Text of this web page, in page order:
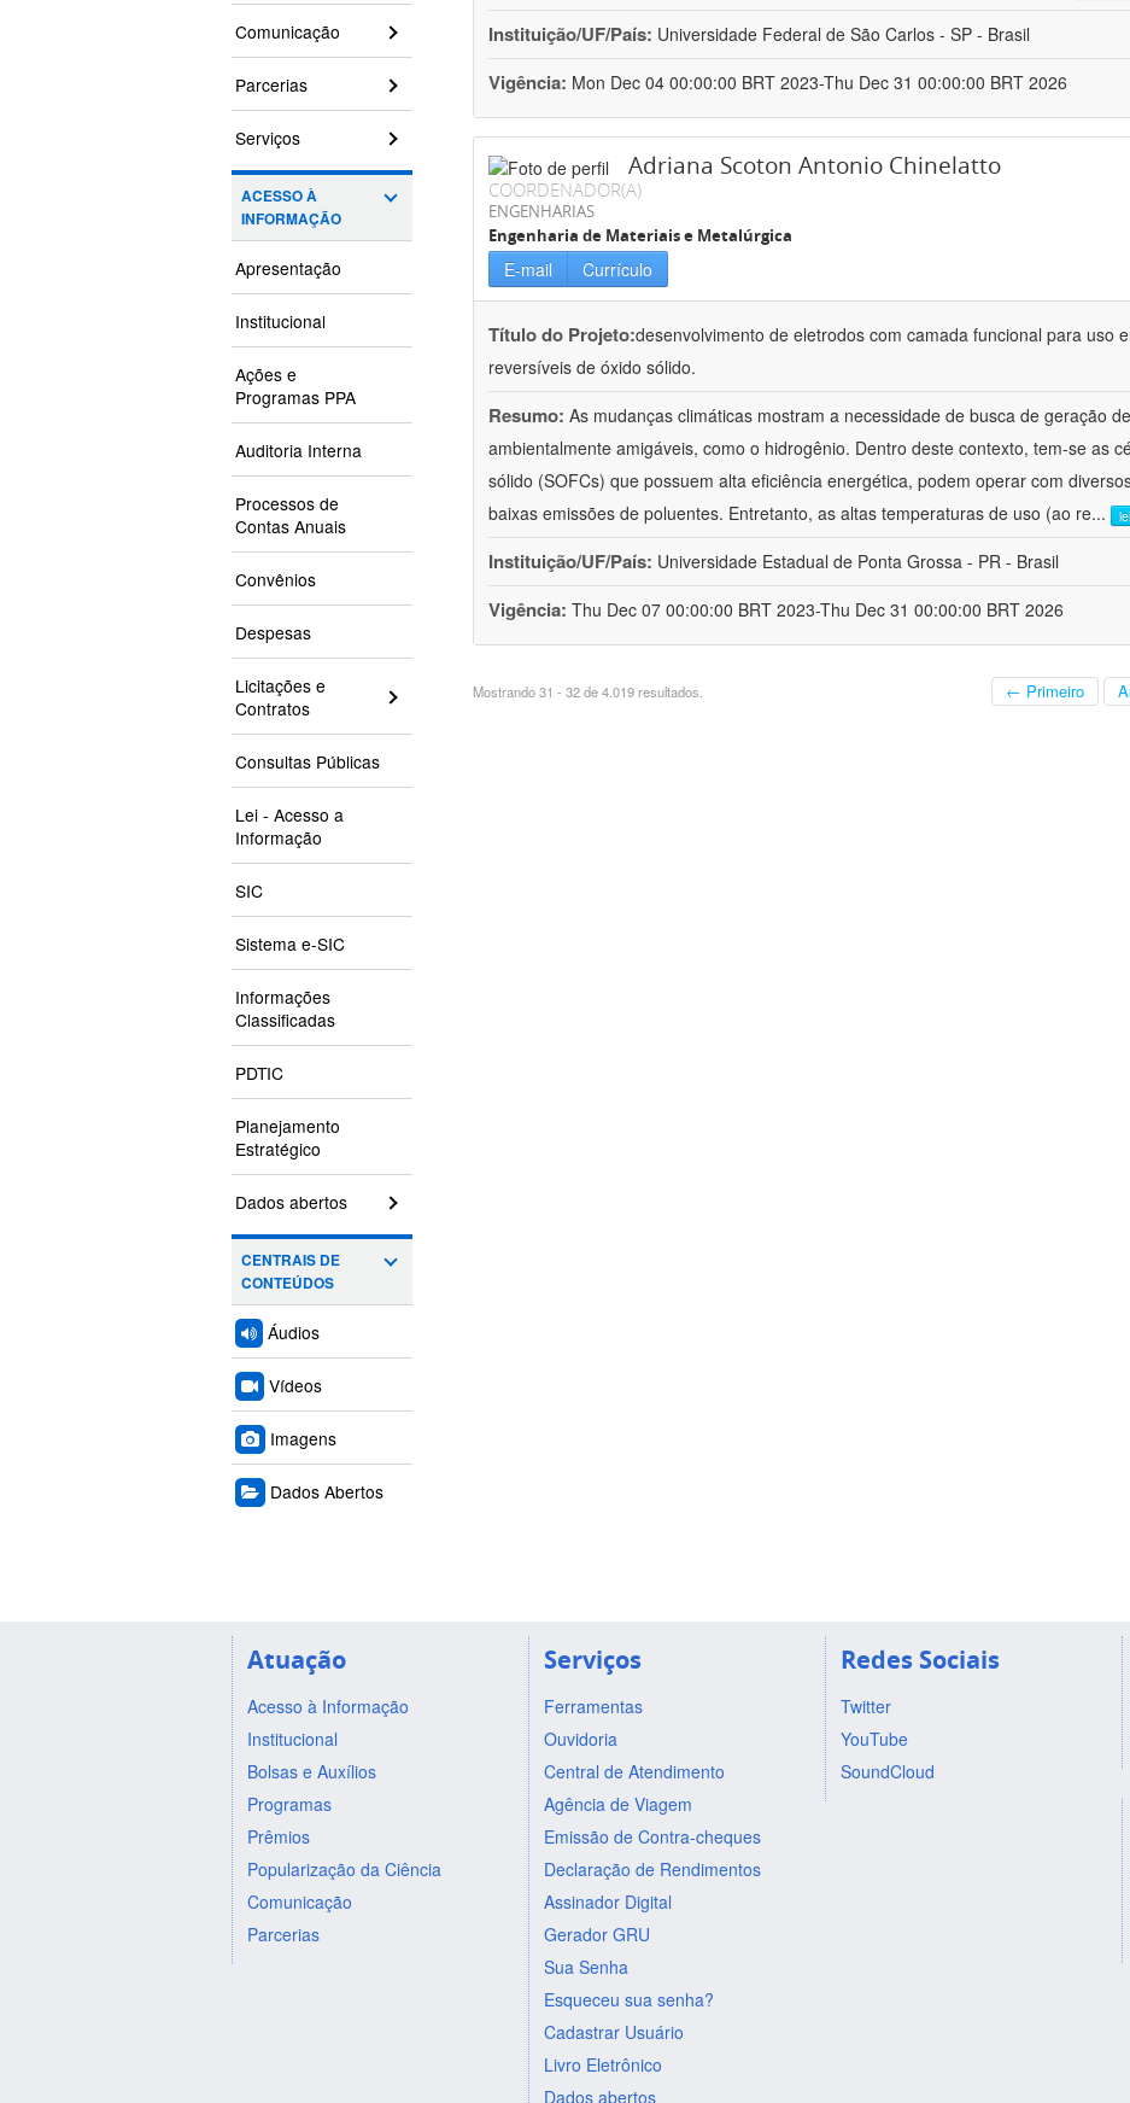
Comunicação
Parcerias
Serviços
ACESSO À
INFORMAÇÃO
Apresentação
Institucional
Ações e
Programas PPA
Auditoria Interna
Processos de
Contas Anuais
Convênios
Despesas
Licitações e
Contratos
Consultas Públicas
Lei - Acesso a
Informação
SIC
Sistema e-SIC
Informações
Classificadas
PDTIC
Planejamento
Estratégico
Dados abertos
CENTRAIS DE
CONTEÚDOS
Áudios
Vídeos
Imagens
Dados Abertos
Instituição/UF/País: Universidade Federal de São Carlos - SP - Brasil
Vigência: Mon Dec 04 00:00:00 BRT 2023-Thu Dec 31 00:00:00 BRT 2026
Adriana Scoton Antonio Chinelatto
COORDENADOR(A)
ENGENHARIAS
Engenharia de Materiais e Metalúrgica
E-mail Currículo
Título do Projeto:desenvolvimento de eletrodos com camada funcional para uso
reversíveis de óxido sólido.
Resumo: As mudanças climáticas mostram a necessidade de busca de geração
ambientalmente amigáveis, como o hidrogênio. Dentro deste contexto, tem-se as
sólido (SOFCs) que possuem alta eficiência energética, podem operar com
baixas emissões de poluentes. Entretanto, as altas temperaturas de uso (ao re...
Instituição/UF/País: Universidade Estadual de Ponta Grossa - PR - Brasil
Vigência: Thu Dec 07 00:00:00 BRT 2023-Thu Dec 31 00:00:00 BRT 2026
Mostrando 31 - 32 de 4.019 resultados. ← Primeiro
Atuação
Acesso à Informação
Institucional
Bolsas e Auxílios
Programas
Prêmios
Popularização da Ciência
Comunicação
Parcerias
Serviços
Ferramentas
Ouvidoria
Central de Atendimento
Agência de Viagem
Emissão de Contra-cheques
Declaração de Rendimentos
Assinador Digital
Gerador GRU
Sua Senha
Esqueceu sua senha?
Cadastrar Usuário
Livro Eletrônico
Dados abertos
Redes Sociais
Twitter
YouTube
SoundCloud